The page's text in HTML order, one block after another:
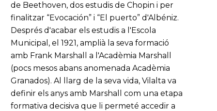
de Beethoven, dos estudis de Chopin i per
finalitzar “Evocación” i “El puerto” d'Albéniz.
Després d'acabar els estudis a l'Escola
Municipal, el 1921, amplià la seva formació
amb Frank Marshall a l'Acadèmia Marshall
(pocs mesos abans anomenada Acadèmia
Granados). Al llarg de la seva vida, Vilalta va
definir els anys amb Marshall com una etapa
formativa decisiva que li permeté accedir a